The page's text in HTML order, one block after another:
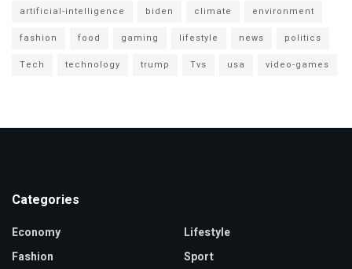
artificial-intelligence biden climate
environment
fashion
food gaming lifestyle news
politics
Tech
technology trump Tvs usa video-games
Categories
Economy
Fashion
Lifestyle
Sport